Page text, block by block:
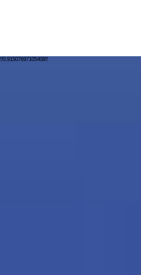
!!0.91507697105408!!